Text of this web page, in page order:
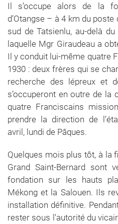
Il s’occupe alors de la
d’Otangse – à 4 km du
sud de Tatsienlu, au-delà
laquelle Mgr Giraudeau a
Il y conduit lui-même quatre
1930 : deux frères qui se
recherche des lépreux et
s’occuperont en outre de la
quatre Franciscains
prendre la direction de
avril, lundi de Pâques.
Quelques mois plus tôt, à la
Grand Saint-Bernard sont
fondation sur les hauts
Mékong et la Salouen. Ils
installation définitive.
rester sous l’autorité du